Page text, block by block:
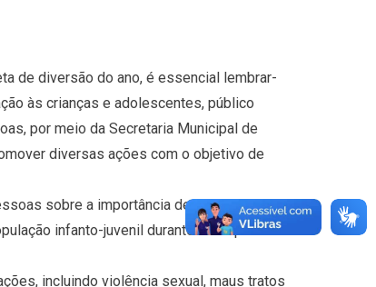
de diversão do ano, é essencial lembrar-
às crianças e adolescentes, público
por meio da Secretaria Municipal de
diversas ações com o objetivo de
sobre a importância de prevenir e
infanto-juvenil durante esse período
incluindo violência sexual, maus tratos